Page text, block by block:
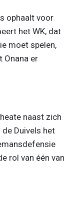
ophaalt voor
het WK, dat
moet spelen,
Onana er
naast zich
Duivels het
rol van één van